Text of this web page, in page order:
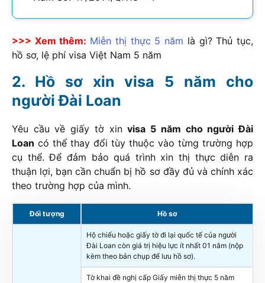
>>> Xem thêm: Miễn thị thực 5 năm là gì? Thủ tục,
hồ sơ, lệ phí visa Việt Nam 5 năm
Hồ sơ xin visa 5 năm cho
người Đài Loan
Yêu cầu về giấy tờ xinvisa 5 năm cho người Đài
Loan có thể thay đổi tùy thuộc vào từng trường hợp
cụ thể. Để đảm bảo quá trình xin thị thực diễn ra
thuận lợi, bạn cần chuẩn bị hồ sơ đầy đủ và chính xác
theo trường hợp của mình.
Đối tượng Hồ sơ
Hộ chiếu hoặc giấy tờ đi lại quốc tế của người
Đài Loan còn giá trị hiệu lực ít nhất 01 năm (nộp
kèm theo bản chụp để lưu hồ sơ).
Tờ khai đề nghị cấp Giấy miễn thị thực 5 năm